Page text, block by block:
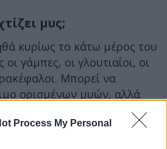
Process My Personal
μυς;
κυρίως το κάτω μέρος του
γάμπες, οι γλουτιαίοι, οι
Μπορεί να
ορισμένων μυών, αλλά
θα έκανε μια προπόνηση
συμβαίνει επειδή το